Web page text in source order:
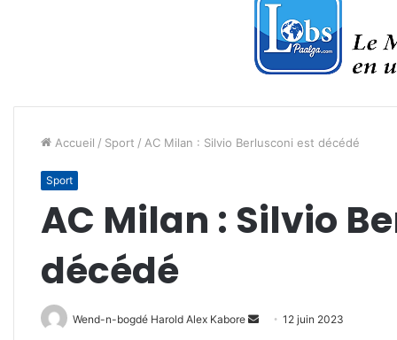
Accueil / Sport / AC Milan : Silvio Berlusconi est décédé
Sport
AC Milan : Silvio
décédé
Wend-n-bogdé Harold Alex Kabore
Envoyer12 juin 2023